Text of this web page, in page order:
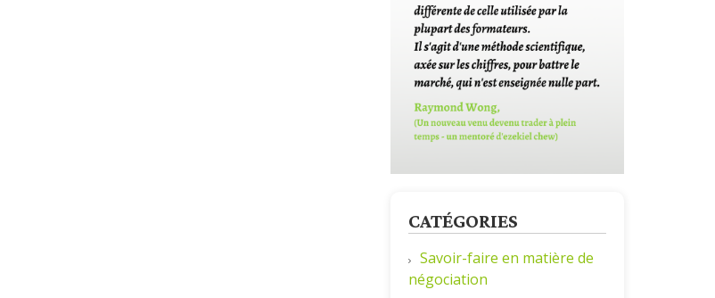
CATÉGORIES
Savoir-faire en matière de
négociation